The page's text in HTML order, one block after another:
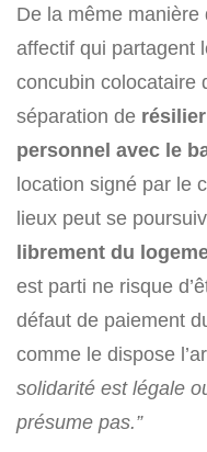
De la même
affectif qui partagent
concubin colocataire
séparation de
personnel avec le
location signé par le
lieux peut se
librement du
est parti ne risque
défaut de paiement
comme le dispose
solidarité est légale
présume pas.”